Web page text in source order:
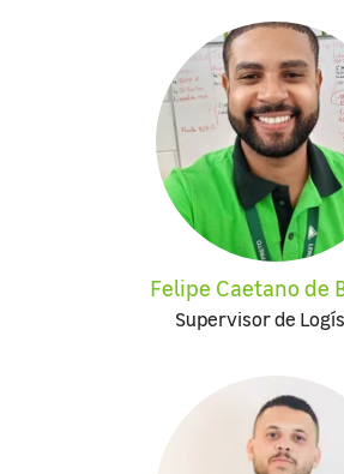
Felipe Caetano de
Supervisor de